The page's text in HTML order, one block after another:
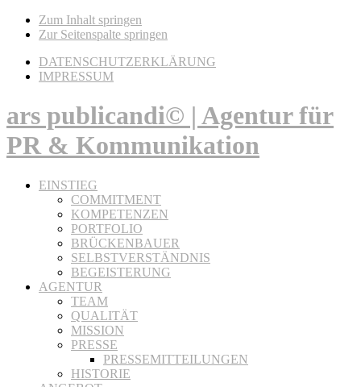
Zum Inhalt springen
Zur Seitenspalte springen
DATENSCHUTZERKLÄRUNG
IMPRESSUM
ars publicandi© | Agentur für
PR & Kommunikation
EINSTIEG
COMMITMENT
KOMPETENZEN
PORTFOLIO
BRÜCKENBAUER
SELBSTVERSTÄNDNIS
BEGEISTERUNG
AGENTUR
TEAM
QUALITÄT
MISSION
PRESSE
PRESSEMITTEILUNGEN
HISTORIE